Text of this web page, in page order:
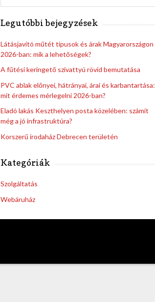
Legutóbbi bejegyzések
Látásjavító műtét típusok és árak Magyarországon
2026-ban: mik a lehetőségek?
A fűtési keringető szivattyú rövid bemutatása
PVC ablak előnyei, hátrányai, árai és karbantartása:
mit érdemes mérlegelni 2026-ban?
Eladó lakás Keszthelyen posta közelében: számít
még a jó infrastruktúra?
Korszerű irodaház Debrecen területén
Kategóriák
Szolgáltatás
Webáruház